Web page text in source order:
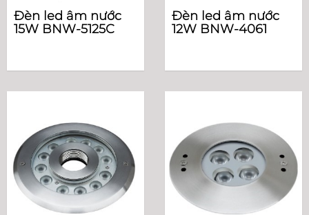
Đèn led âm nước
15W BNW-5125C
Đèn led âm nước
12W BNW-4061